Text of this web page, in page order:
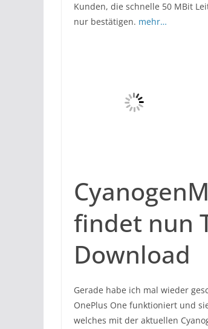
Kunden, die schnelle 50 MBit
nur bestätigen. mehr…
findet nun
Download
Gerade habe ich mal wieder
OnePlus One funktioniert und
welches mit der aktuellen